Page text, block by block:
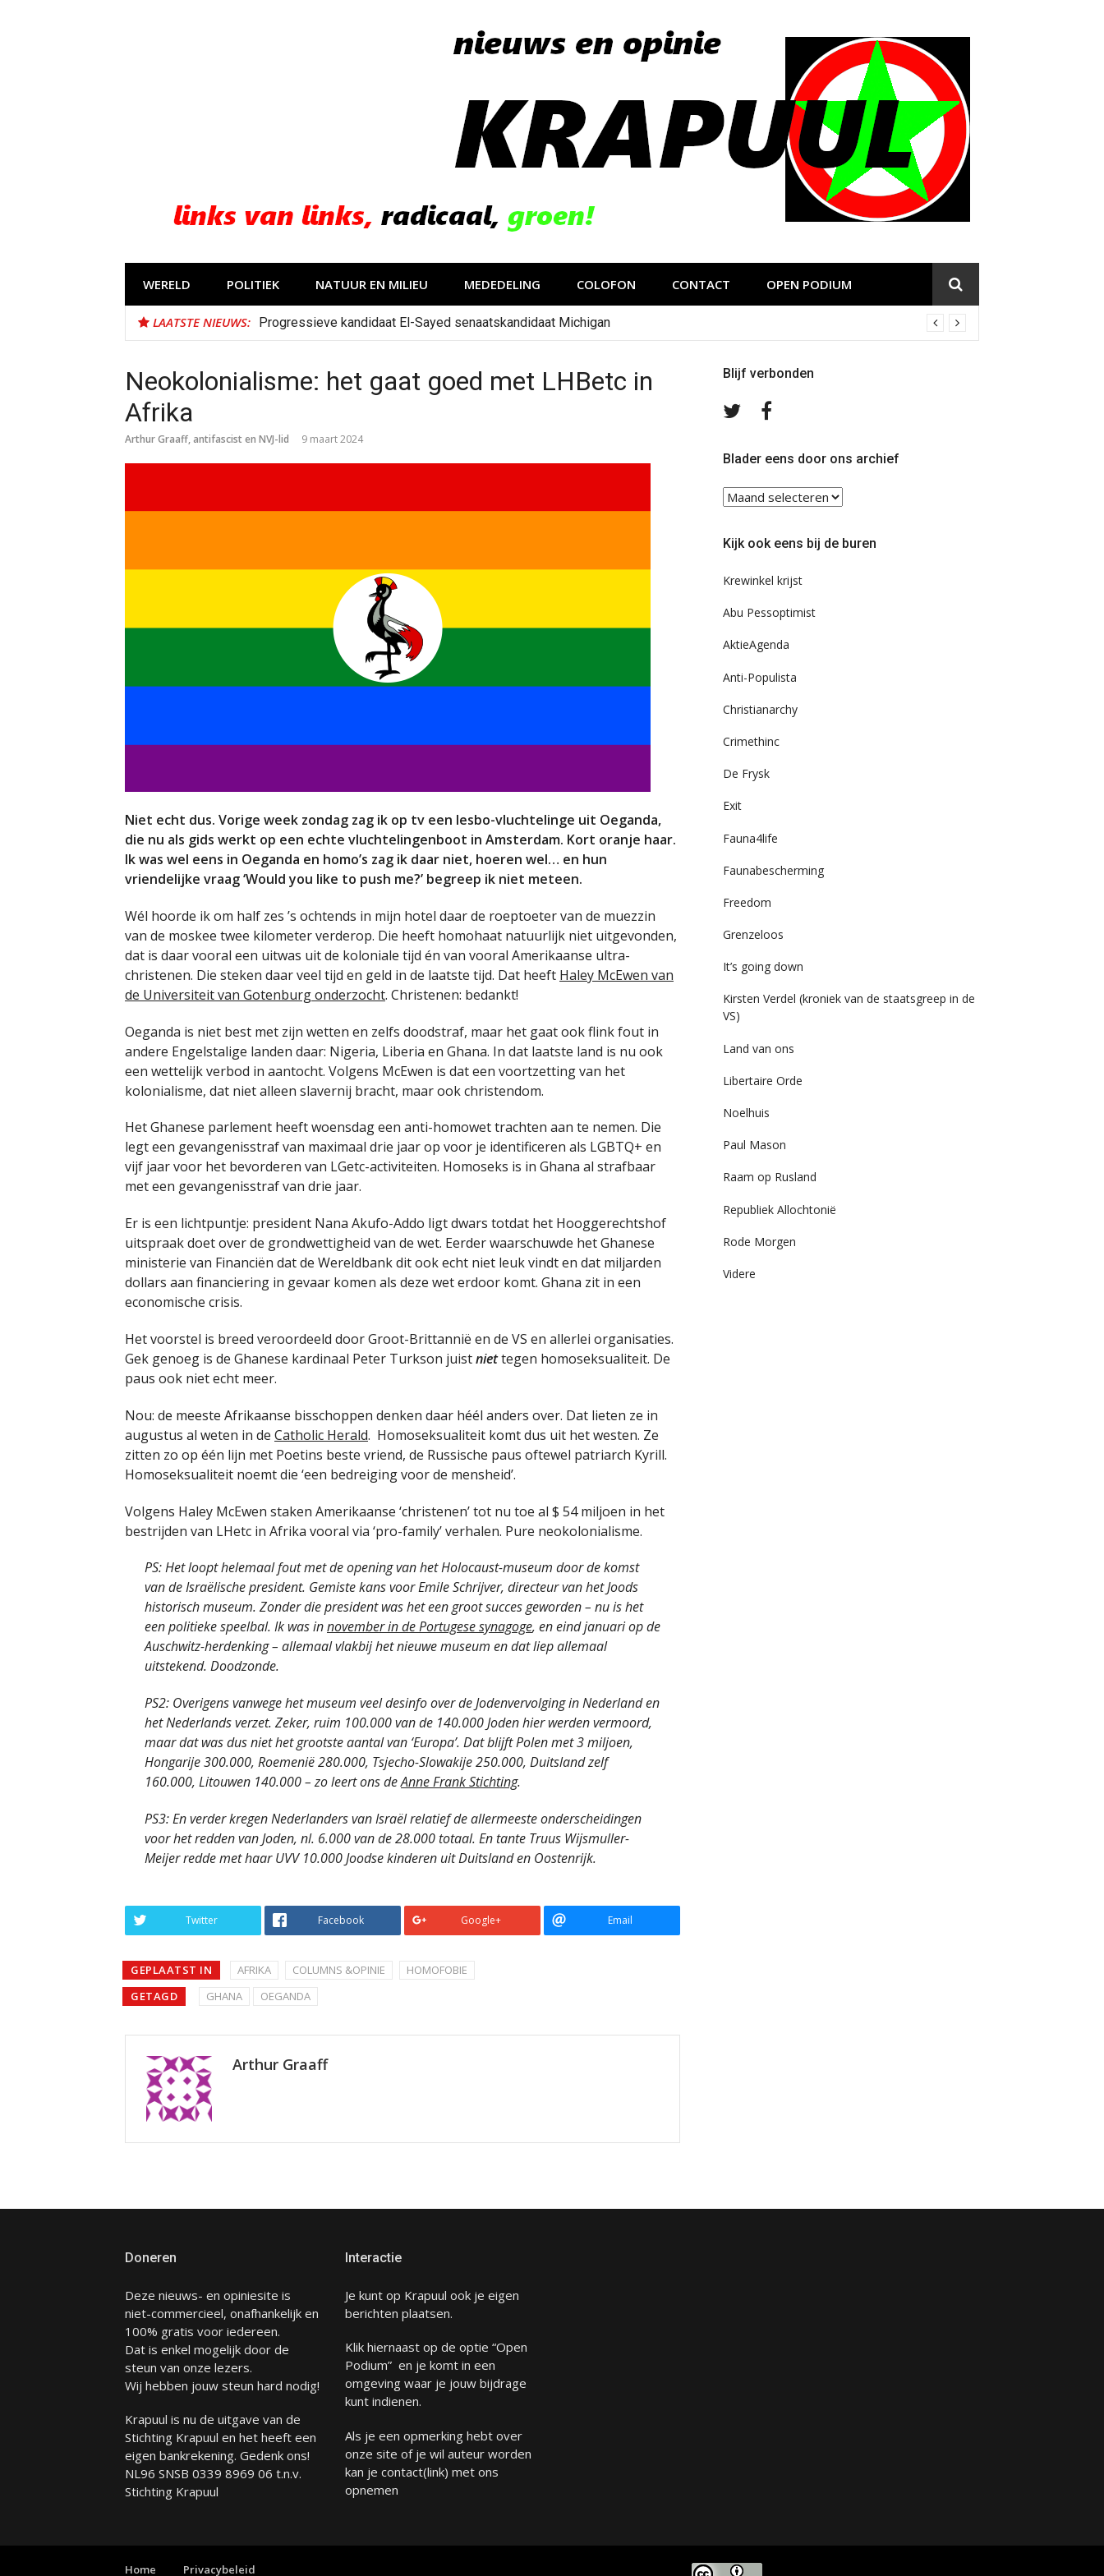
WERELD POLITIEK NATUUR EN MILIEU MEDEDELING COLOFON CONTACT OPEN PODIUM
LAATSTE NIEUWS: Progressieve kandidaat El-Sayed senaatskandidaat Michigan
Neokolonialisme: het gaat goed met LHBetc in
Afrika
Arthur Graaff, antifascist en NVJ-lid 9 maart 2024
Niet echt dus. Vorige week zondag zag ik op tv een lesbo-vluchtelinge uit Oeganda,
die nu als gids werkt op een echte vluchtelingenboot in Amsterdam. Kort oranje haar.
Ik was wel eens in Oeganda en homo’s zag ik daar niet, hoeren wel… en hun
vriendelijke vraag ‘Would you like to push me?’ begreep ik niet meteen.
Wél hoorde ik om half zes ’s ochtends in mijn hotel daar de roeptoeter van de muezzin
van de moskee twee kilometer verderop. Die heeft homohaat natuurlijk niet uitgevonden,
dat is daar vooral een uitwas uit de koloniale tijd én van vooral Amerikaanse ultra-
christenen. Die steken daar veel tijd en geld in de laatste tijd. Dat heeft Haley McEwen van
de Universiteit van Gotenburg onderzocht. Christenen: bedankt!
Oeganda is niet best met zijn wetten en zelfs doodstraf, maar het gaat ook flink fout in
andere Engelstalige landen daar: Nigeria, Liberia en Ghana. In dat laatste land is nu ook
een wettelijk verbod in aantocht. Volgens McEwen is dat een voortzetting van het
kolonialisme, dat niet alleen slavernij bracht, maar ook christendom.
Het Ghanese parlement heeft woensdag een anti-homowet trachten aan te nemen. Die
legt een gevangenisstraf van maximaal drie jaar op voor je identificeren als LGBTQ+ en
vijf jaar voor het bevorderen van LGetc-activiteiten. Homoseks is in Ghana al strafbaar
met een gevangenisstraf van drie jaar.
Er is een lichtpuntje: president Nana Akufo-Addo ligt dwars totdat het Hooggerechtshof
uitspraak doet over de grondwettigheid van de wet. Eerder waarschuwde het Ghanese
ministerie van Financiën dat de Wereldbank dit ook echt niet leuk vindt en dat miljarden
dollars aan financiering in gevaar komen als deze wet erdoor komt. Ghana zit in een
economische crisis.
Het voorstel is breed veroordeeld door Groot-Brittannië en de VS en allerlei organisaties.
Gek genoeg is de Ghanese kardinaal Peter Turkson juistniettegen homoseksualiteit. De
paus ook niet echt meer.
Nou: de meeste Afrikaanse bisschoppen denken daar héél anders over. Dat lieten ze in
augustus al weten in de Catholic Herald. Homoseksualiteit komt dus uit het westen. Ze
zitten zo op één lijn met Poetins beste vriend, de Russische paus oftewel patriarch Kyrill.
Homoseksualiteit noemt die ‘een bedreiging voor de mensheid’.
Volgens Haley McEwen staken Amerikaanse ‘christenen’ tot nu toe al $ 54 miljoen in het
bestrijden van LHetc in Afrika vooral via ‘pro-family’ verhalen. Pure neokolonialisme.
PS: Het loopt helemaal fout met de opening van het Holocaust-museum door de komst
van de Israëlische president. Gemiste kans voor Emile Schrijver, directeur van het Joods
historisch museum. Zonder die president was het een groot succes geworden – nu is het
een politieke speelbal. Ik was innovember in de Portugese synagoge, en eind januari op de
Auschwitz-herdenking – allemaal vlakbij het nieuwe museum en dat liep allemaal
uitstekend. Doodzonde.
PS2: Overigens vanwege het museum veel desinfo over de Jodenvervolging in Nederland en
het Nederlands verzet. Zeker, ruim 100.000 van de 140.000 Joden hier werden vermoord,
maar dat was dus niet het grootste aantal van ‘Europa’. Dat blijft Polen met 3 miljoen,
Hongarije 300.000, Roemenië 280.000, Tsjecho-Slowakije 250.000, Duitsland zelf
160.000, Litouwen 140.000 – zo leert ons deAnne Frank Stichting.
PS3: En verder kregen Nederlanders van Israël relatief de allermeeste onderscheidingen
voor het redden van Joden, nl. 6.000 van de 28.000 totaal. En tante Truus Wijsmuller-
Meijer redde met haar UVV 10.000 Joodse kinderen uit Duitsland en Oostenrijk.
Twitter Facebook Google+ Email
GEPLAATST IN AFRIKA COLUMNS &OPINIE
HOMOFOBIE
GETAGD
GHANA OEGANDA
Arthur Graaff
Blijf verbonden
Volg
TwitterFacebook
Blader eens door ons archief
Blader
eens
ons
Kijk ook eens bij de buren
Krewinkel krijst
Abu Pessoptimist
AktieAgenda
Anti-Populista
Christianarchy
Crimethinc
De Frysk
Exit
Fauna4life
Faunabescherming
Freedom
Grenzeloos
It’s going down
Kirsten Verdel (kroniek van de staatsgreep in de
VS)
Land van ons
Libertaire Orde
Noelhuis
Paul Mason
Raam op Rusland
Republiek Allochtonië
Rode Morgen
Videre
Doneren
Deze nieuws- en opiniesite is
niet-commercieel, onafhankelijk en
100% gratis voor iedereen.
Dat is enkel mogelijk door de
steun van onze lezers.
Wij hebben jouw steun hard nodig!
Krapuul is nu de uitgave van de
Stichting Krapuul en het heeft een
eigen bankrekening. Gedenk ons!
NL96 SNSB 0339 8969 06 t.n.v.
Stichting Krapuul
Interactie
Je kunt op Krapuul ook je eigen
berichten plaatsen.
Klik hiernaast op de optie “Open
Podium” en je komt in een
omgeving waar je jouw bijdrage
kunt indienen.
Als je een opmerking hebt over
onze site of je wil auteur worden
kan je contact(link) met ons
opnemen
Home Privacybeleid